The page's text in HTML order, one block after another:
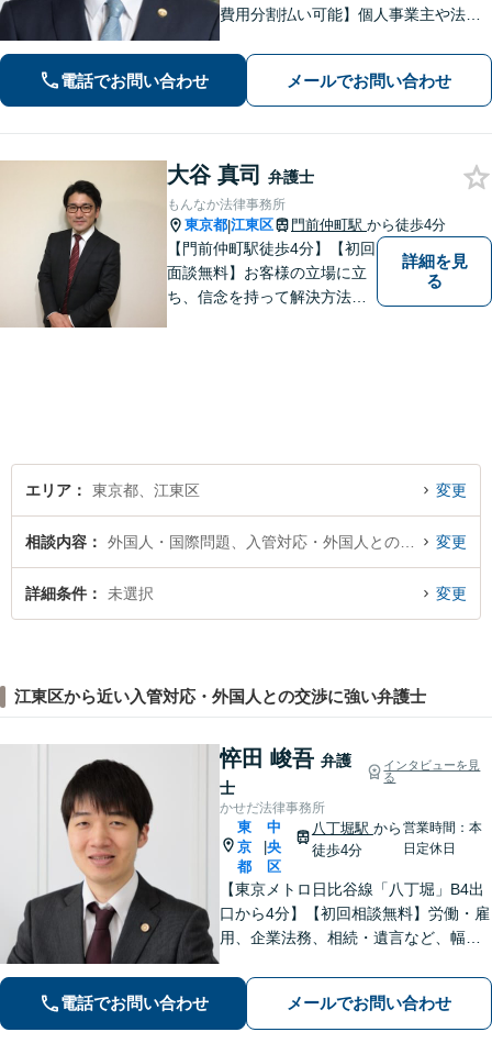
費用分割払い可能】個人事業主や法人
しい取立てにお困りの方も、まずはお
気軽にご連絡ください！【FP資格あり
／家計管理も万全に】
電話でお問い合わせ メールでお問い合わせ
大谷 真司 弁護士
もんなか法律事務所
東京都|江東区 門前仲町駅 から徒歩4分
【門前仲町駅徒歩4分】【初回
面談無料】お客様の立場に立
ち、信念を持って解決方法を
詳細を見
る
エリア 東京都、江東区 変更
相談内容 変更
詳細条件 未選択 変更
江東区から近い入管対応・外国人との交渉に強い弁護士
悴田 峻吾 弁護
士
インタビューを見
る
かせだ法律事務所
東
京
都
|
中
央
区
八丁堀駅 から
徒歩4分
営業時間：本
日定休日
【東京メトロ日比谷線「八丁堀」B4出
口から4分】【初回相談無料】労働・雇
用、企業法務、相続・遺言など、幅広
いる方の力になりたいと思い、弁護士
になりました。お気軽にご相談くださ
い。【電話相談可】【休日面談可】
電話でお問い合わせ メールでお問い合わせ